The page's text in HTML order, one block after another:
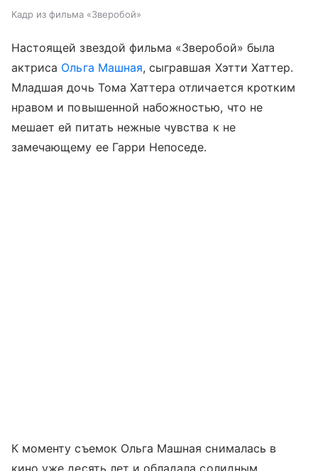
Кадр из фильма «Зверобой»
Настоящей звездой фильма «Зверобой» была
актриса Ольга Машная, сыгравшая Хэтти Хаттер.
Младшая дочь Тома Хаттера отличается кротким
нравом и повышенной набожностью, что не
мешает ей питать нежные чувства к не
замечающему ее Гарри Непоседе.
К моменту съемок Ольга Машная снималась в
кино уже десять лет и обладала солидным